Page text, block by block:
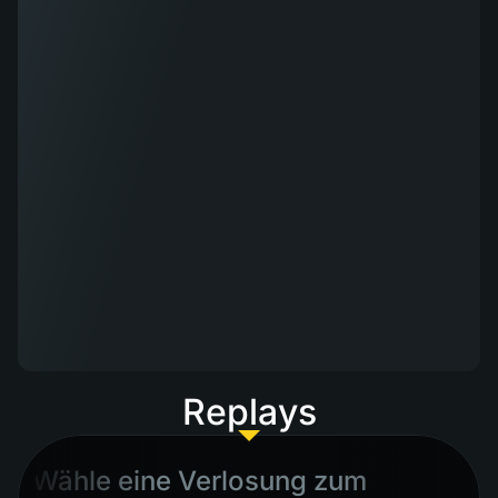
Replays
Wähle eine Verlosung zum